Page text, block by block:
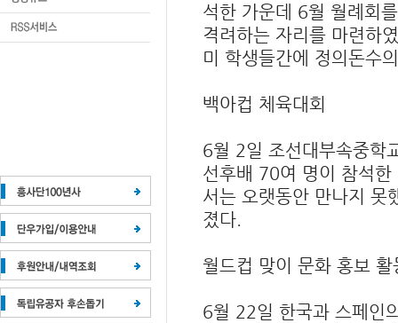
석한 가운데 6월 월례회
격려하는 자리를 마련하
미 학생들간에 정의돈수
백아컵 체육대회
6월 2일 조선대부속중학
선후배 70여 명이 참석
서는 오랫동안 만나지 못했던 선후배간에 회포를 마음껏 풀면서 정의돈수의 시간을 가
졌다.
월드컵 맞이 문화 홍보
6월 22일 한국과 스페인